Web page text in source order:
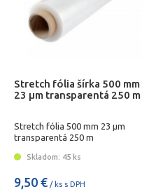
Stretch fólia šírka 500 mm
23 µm transparentá 250 m
Stretch fólia 500 mm 23 µm
transparentá 250 m
Skladom: 45 ks
9,50 € / ks s DPH